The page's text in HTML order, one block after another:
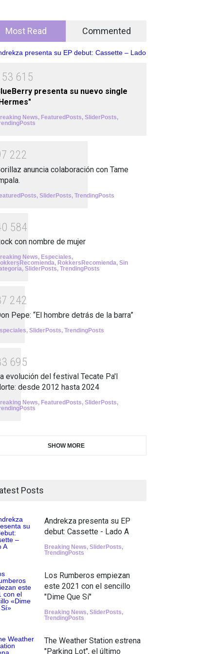
Most Read Commented
53 61 5
presenta su nuevo single
News, FeaturedPosts, SliderPosts,
7 222
anuncia colaboración con Tame
, SliderPosts, TrendingPosts
0 584
con nombre de mujer
News, Especiales,
, RokkersRecomienda, Sin
, SliderPosts, TrendingPosts
7 242
Pepe: “El hombre detrás de la barra”
, SliderPosts, TrendingPosts
3 695
evolución del festival Tecate Pa'l
desde 2012 hasta 2024
News, FeaturedPosts, SliderPosts,
SHOW MORE
Posts
Andrekza presenta su EP
debut: Cassette - Lado A
Breaking News, SliderPosts,
TrendingPosts
Los Rumberos empiezan
este 2021 con el sencillo
"Dime Que Sí"
Breaking News, SliderPosts,
TrendingPosts
The Weather Station estrena
"Parking Lot", el último